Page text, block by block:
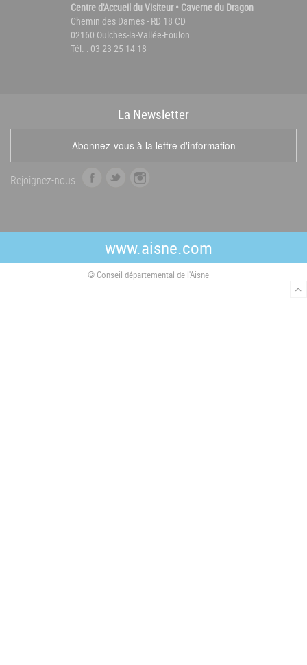
Centre d'Accueil du Visiteur • Caverne du Dragon
Chemin des Dames - RD 18 CD
02160 Oulches-la-Vallée-Foulon
Tél. : 03 23 25 14 18
La Newsletter
Abonnez-vous à la lettre d'information
Rejoignez-nous
b
o
t
e
r
a
g
r
a
www.aisne.com
© Conseil départemental de l'Aisne